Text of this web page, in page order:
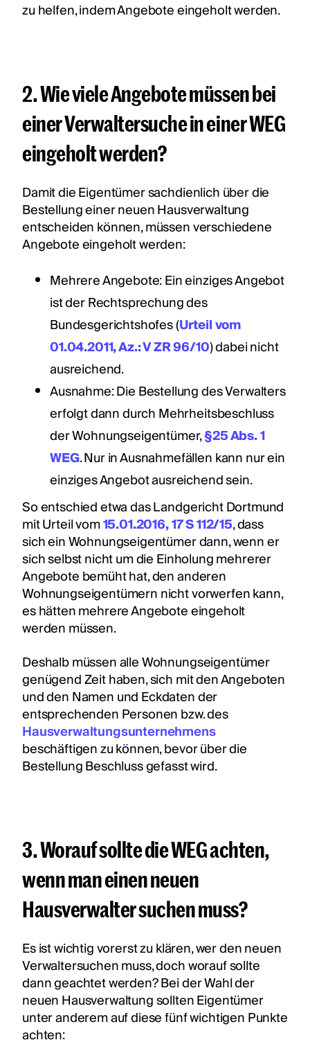
zu helfen, indem Angebote eingeholt werden.
2. Wie viele Angebote müssen bei
einer Verwaltersuche in einer WEG
eingeholt werden?
Damit die Eigentümer sachdienlich über die
Bestellung einer neuen Hausverwaltung
entscheiden können, müssen verschiedene
Angebote eingeholt werden:
Mehrere Angebote: Ein einziges Angebot
ist der Rechtsprechung des
Bundesgerichtshofes (Urteil vom
01.04.2011, Az.: V ZR 96/10) dabei nicht
ausreichend.
Ausnahme: Die Bestellung des Verwalters
erfolgt dann durch Mehrheitsbeschluss
der Wohnungseigentümer,§25 Abs. 1
WEG. Nur in Ausnahmefällen kann nur ein
einziges Angebot ausreichend sein.
So entschied etwa das Landgericht Dortmund
mit Urteil vom15.01.2016, 17 S 112/15, dass
sich ein Wohnungseigentümer dann, wenn er
sich selbst nicht um die Einholung mehrerer
Angebote bemüht hat, den anderen
Wohnungseigentümern nicht vorwerfen kann,
es hätten mehrere Angebote eingeholt
werden müssen.
Deshalb müssen alle Wohnungseigentümer
genügend Zeit haben, sich mit den Angeboten
und den Namen und Eckdaten der
entsprechenden Personen bzw. des
Hausverwaltungsunternehmens
beschäftigen zu können, bevor über die
Bestellung Beschluss gefasst wird.
3. Worauf sollte die WEG achten,
wenn man einen neuen
Hausverwalter suchen muss?
Es ist wichtig vorerst zu klären, wer den neuen
Verwaltersuchen muss, doch worauf sollte
dann geachtet werden? Bei der Wahl der
neuen Hausverwaltung sollten Eigentümer
unter anderem auf diese fünf wichtigen Punkte
achten: